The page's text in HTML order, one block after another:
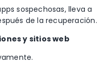
sospechosas, lleva a
de la recuperación.
y sitios web